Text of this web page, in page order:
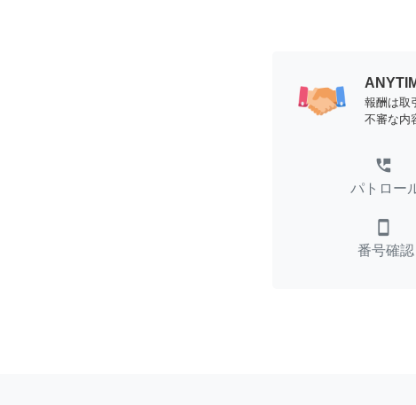
報酬は取
不審な内
perm_phone_msg
パトロー
smartphone
番号確認